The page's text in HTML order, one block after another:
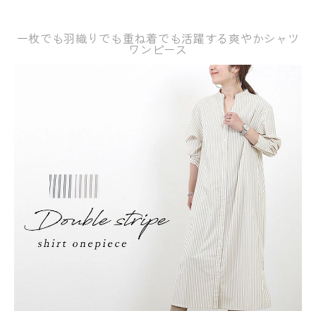
一枚でも羽織りでも重ね着でも活躍する爽やかシャツ
ワンピース